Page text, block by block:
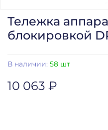
В наличии: 58 шт
Тележка
блокировкой
10 063 ₽